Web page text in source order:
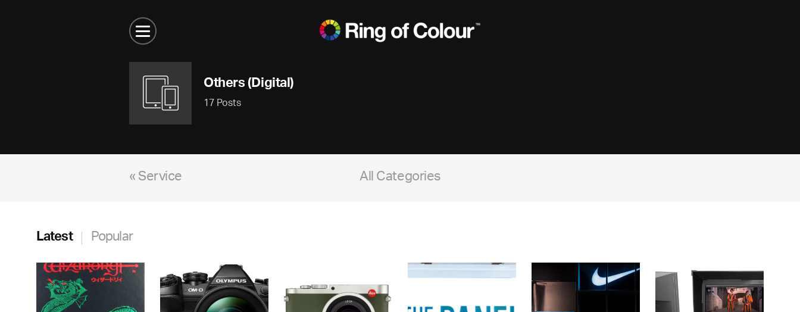
Others (Digital)
17 Posts
« Service All Categories
Latest Popular